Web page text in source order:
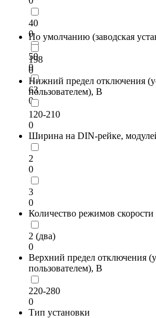
40
0
50
0
63
0
По умолчанию (заводская
198
0
Нижний предел отключения
пользователем), В
120-210
0
Ширина на DIN-рейке,
2
0
3
0
Количество режимов
2 (два)
0
Верхний предел отключения
пользователем), В
220-280
0
Тип установки